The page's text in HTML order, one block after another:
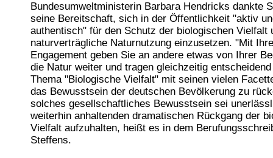
Bundesumweltministerin Barbara Hendricks dankte
seine Bereitschaft, sich in der Öffentlichkeit "aktiv
authentisch" für den Schutz der biologischen Vielfalt
naturverträgliche Naturnutzung einzusetzen. "Mit
Engagement geben Sie an andere etwas von Ihrer
die Natur weiter und tragen gleichzeitig
Thema "Biologische Vielfalt" mit seinen vielen
das Bewusstsein der deutschen Bevölkerung zu
solches gesellschaftliches Bewusstsein sei
weiterhin anhaltenden dramatischen Rückgang der
Vielfalt aufzuhalten, heißt es in dem
Steffens.